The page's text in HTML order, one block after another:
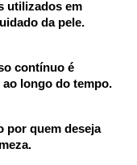
da pele.
longo do tempo.